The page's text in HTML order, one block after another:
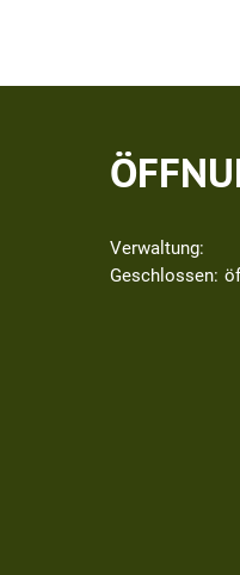
Verwaltung:
Klicken, um
Geschlossen: